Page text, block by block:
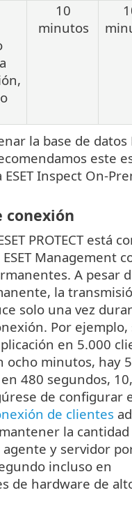
10
minutos
la base de datos
este
Inspect On-
conexión
PROTECT está
Management
A pesar
la
solo una vez
Por ejemplo,
en 5.000
ocho minutos, hay
480 segundos,
de configurar
de clientes
la
y servidor
incluso en
de hardware de